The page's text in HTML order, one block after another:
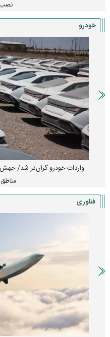
خودرو
واردات خودرو گران‌تر شد/
مناطق
فناوری